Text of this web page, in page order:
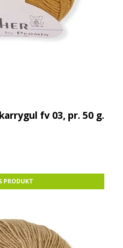
fv 03, pr. 50 g.
PRODUKT